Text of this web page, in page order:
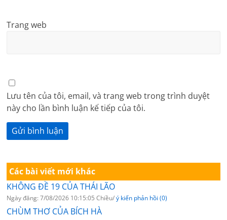
Trang web
Lưu tên của tôi, email, và trang web trong trình duyệt
này cho lần bình luận kế tiếp của tôi.
Các bài viết mới khác
KHÔNG ĐỀ 19 CỦA THÁI LÃO
Ngày đăng: 7/08/2026 10:15:05 Chiều/ý kiến phản hồi (0)
CHÙM THƠ CỦA BÍCH HÀ